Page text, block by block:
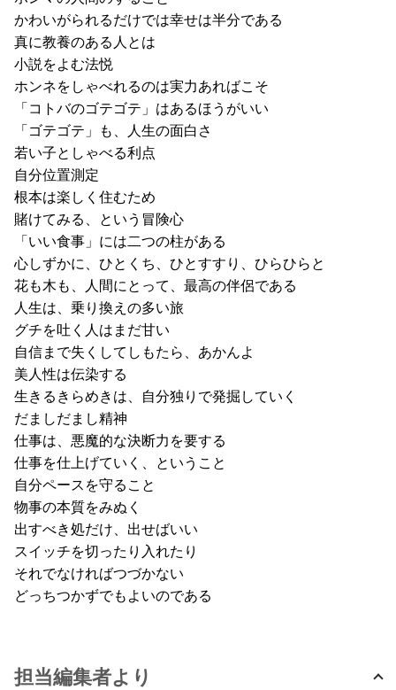
かわいがられるだけでは幸せは半分である
真に教養のある人とは
小説をよむ法悦
ホンネをしゃべれるのは実力あればこそ
「コトバのゴテゴテ」はあるほうがいい
「ゴテゴテ」も、人生の面白さ
若い子としゃべる利点
自分位置測定
根本は楽しく住むため
賭けてみる、という冒険心
「いい食事」には二つの柱がある
心しずかに、ひとくち、ひとすすり、ひらひらと
花も木も、人間にとって、最高の伴侶である
人生は、乗り換えの多い旅
グチを吐く人はまだ甘い
自信まで失くしてしもたら、あかんよ
美人性は伝染する
生きるきらめきは、自分独りで発掘していく
だましだまし精神
仕事は、悪魔的な決断力を要する
仕事を仕上げていく、ということ
自分ペースを守ること
物事の本質をみぬく
出すべき処だけ、出せばいい
スイッチを切ったり入れたり
それでなければつづかない
どっちつかずでもよいのである
担当編集者より